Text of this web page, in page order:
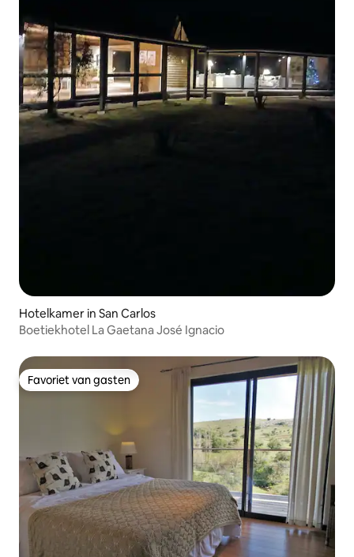
Hotelkamer in San Carlos
Boetiekhotel La Gaetana José Ignacio
Favoriet van gasten
Favoriet van gasten